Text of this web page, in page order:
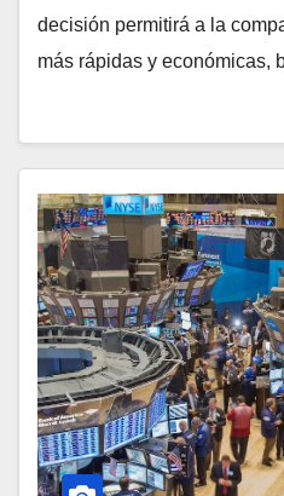
decisión permitirá a la
más rápidas y económicas,